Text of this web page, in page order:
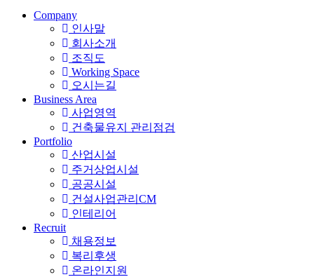
Company
인사말
회사소개
조직도
Working Space
오시는길
Business Area
사업영역
건축물유지 관리점검
Portfolio
산업시설
주거상업시설
공공시설
건설사업관리CM
인테리어
Recruit
채용정보
복리후생
온라인지원